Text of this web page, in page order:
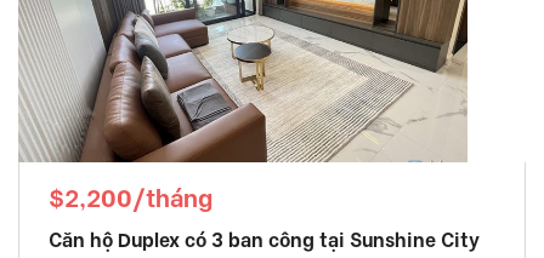
$2,200/tháng
Căn hộ Duplex có 3 ban công tại Sunshine City